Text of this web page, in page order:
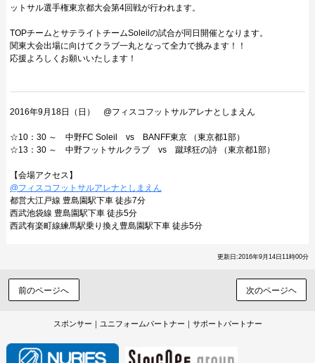
ットサル選手権東京都大会第4回戦が行われます。
TOPチームとサテライトチームSoleilの試合が同日開催となります。
関東大会出場に向けてクラブ一丸となって全力で挑みます！！
応援よろしくお願いいたします！
2016年9月18日（日） @フィスコフットサルアレナとしまえん
☆10：30 ～ 中野FC Soleil vs BANFF東京 （東京都1部）
☆13：30 ～ 中野フットサルクラブ vs 蹴球狂の詩 （東京都1部）
【会場アクセス】
@フィスコフットサルアレナとしまえん
都営大江戸線 豊島園駅下車 徒歩7分
西武池袋線 豊島園駅下車 徒歩5分
西武有楽町線練馬駅乗り換え豊島園駅下車 徒歩5分
更新日:2016年9月14日11時00分
前のページへ 次のページヘ
スポンサー｜ユニフォームパートナー｜サポートパートナー